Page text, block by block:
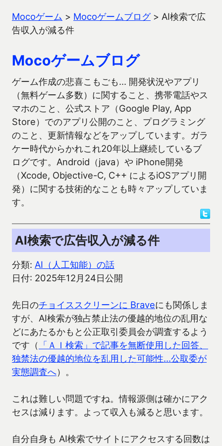
Mocoゲーム > Mocoゲームブログ> AI検索で広
告収入が減る件
Mocoゲームブログ
ゲーム作成の悲喜こもごも… 開発状況やアプリ
（無料ゲーム多数）に関すること、携帯電話やス
マホのこと、公式ストア（Google Play, App
Store）でのアプリ公開のこと、プログラミング
のこと、更新情報などをアップしています。ガラ
ケー時代からかれこれ20年以上継続しているブ
ログです。Android（java）や iPhone開発
（Xcode, Objective-C, C++ によるiOSアプリ開
発）に関する技術的なことも時々アップしていま
す。
AI検索で広告収入が減る件
分類: AI（人工知能）の話
日付: 2025年12月24日公開
先日のチョイススクリーンに Braveにも関係しま
すが、AI検索が独占禁止法の優越的地位の乱用な
どにあたるかもと公正取引委員会が調査するよう
です（ 「ＡＩ検索」で記事を無断使用した回答、
独禁法の優越的地位を乱用した可能性…公取委が
実態調査へ）。
これは難しい問題ですね。情報源側は確かにアク
セスは減ります。よって収入も減ると思います。
自分自身も AI検索でサイトにアクセスする回数は